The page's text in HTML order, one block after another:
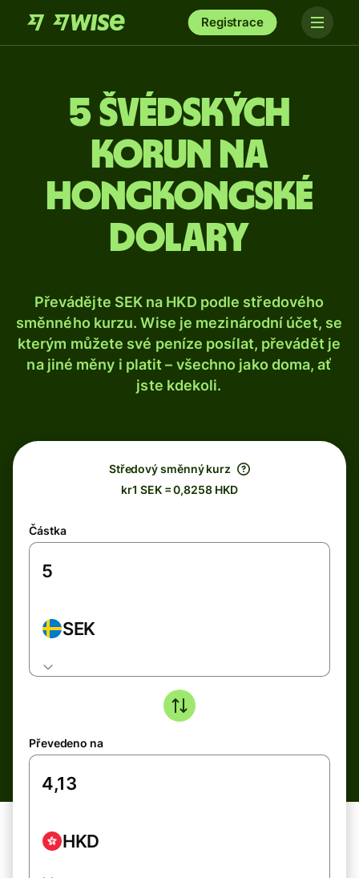
Registrace
5 švédských
korun na
hongkongské
dolary
Převádějte SEK na HKD podle středového
směnného kurzu. Wise je mezinárodní účet, se
kterým můžete své peníze posílat, převádět je
na jiné měny i platit – všechno jako doma, ať
jste kdekoli.
Středový směnný kurz
kr1 SEK = 0,8258 HKD
Částka
SEK
Převedeno na
HKD